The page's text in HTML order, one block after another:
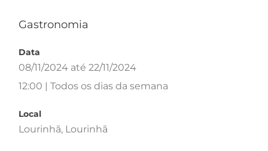
Gastronomia
Data
08/11/2024 até 22/11/2024
12:00 | Todos os dias da semana
Local
Lourinhã, Lourinhã